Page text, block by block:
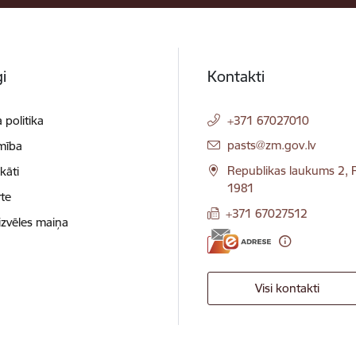
politika
maiņa
Kontakti
+371 67027010
E-pasts:
pasts@zm.gov.lv
Republikas laukums 2,
1981
+371 67027512
Visi kontakti